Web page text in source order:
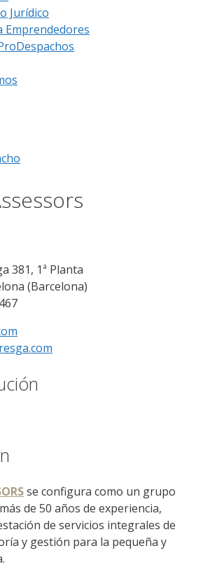
Jurídico
Emprendedores
381, 1ª Planta
(Barcelona)
se configura como un grupo
de 50 años de experiencia,
de servicios integrales de
y gestión para la pequeña y